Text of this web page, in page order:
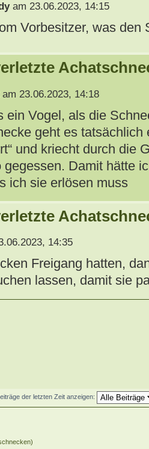
am 23.06.2023, 14:15
Vorbesitzer, was den
23.06.2023, 14:18
ein Vogel, als die
geht es
und kriecht durch die
gegessen. Damit hätte
ich sie erlösen muss
14:35
Freigang hatten,
lassen, damit sie
der letzten Zeit anzeigen: